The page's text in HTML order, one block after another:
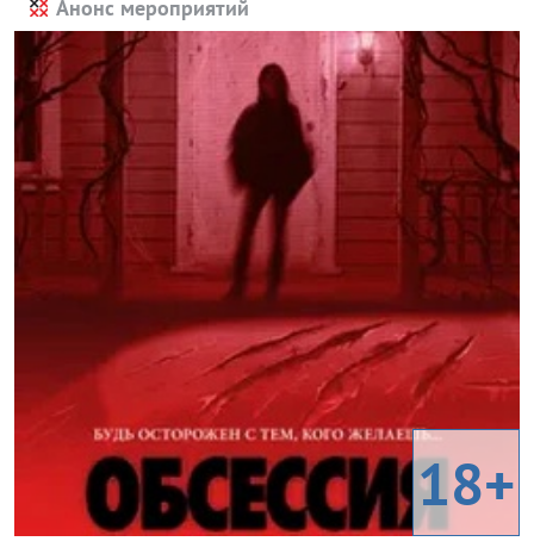
Анонс мероприятий
18+